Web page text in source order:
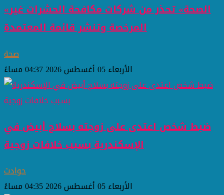
«الصحة» تحذر من شركات مكافحة الحشرات غير
المرخصة وتنشر قائمة المعتمدة
صحة
الأربعاء 05 أغسطس 2026 04:37 مساءً
ضبط شخص اعتدى على زوجته بسلاح أبيض في
الإسكندرية بسبب خلافات زوجية
حوادث
الأربعاء 05 أغسطس 2026 04:35 مساءً